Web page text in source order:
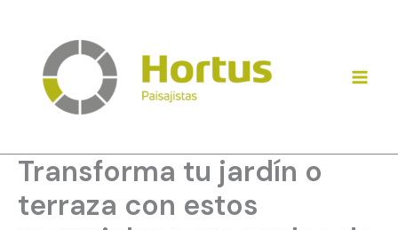
contenido
Transforma tu jardín o
terraza con estos